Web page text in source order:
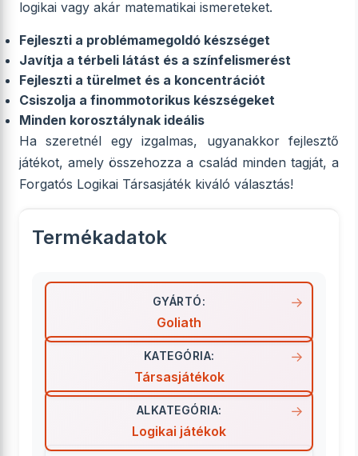
logikai vagy akár matematikai ismereteket.
Fejleszti a problémamegoldó készséget
Javítja a térbeli látást és a színfelismerést
Fejleszti a türelmet és a koncentrációt
Csiszolja a finommotorikus készségeket
Minden korosztálynak ideális
Ha szeretnél egy izgalmas, ugyanakkor fejlesztő
játékot, amely összehozza a család minden tagját, a
Forgatós Logikai Társasjáték kiváló választás!
Termékadatok
GYÁRTÓ:
Goliath
KATEGÓRIA:
Társasjátékok
ALKATEGÓRIA:
Logikai játékok